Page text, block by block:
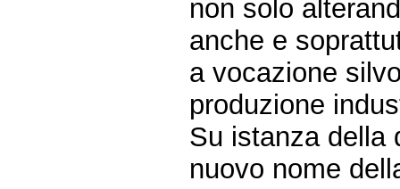
non solo
anche e
a vocazione
produzione
Su istanza della
nuovo nome